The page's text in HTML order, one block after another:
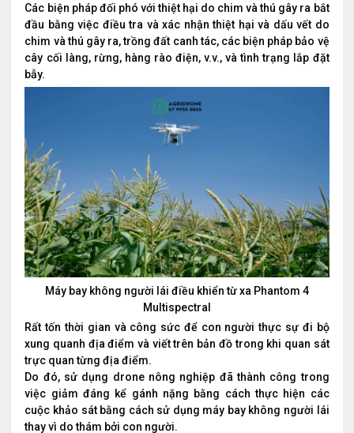
Các biện pháp đối phó với thiệt hại do chim và thú gây ra bắt
đầu bằng việc điều tra và xác nhận thiệt hại và dấu vết do
chim và thú gây ra, trồng đất canh tác, các biện pháp bảo vệ
cây cối làng, rừng, hàng rào điện, v.v., và tình trạng lắp đặt
bẫy.
Máy bay không người lái điều khiển từ xa Phantom 4
Multispectral
Rất tốn thời gian và công sức để con người thực sự đi bộ
xung quanh địa điểm và viết trên bản đồ trong khi quan sát
trực quan từng địa điểm.
Do đó, sử dụng drone nông nghiệp đã thành công trong
việc giảm đáng kể gánh nặng bằng cách thực hiện các
cuộc khảo sát bằng cách sử dụng máy bay không người lái
thay vì do thám bởi con người.